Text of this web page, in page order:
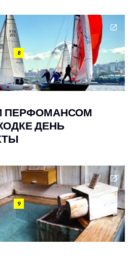
8
ПЕРФОМАНСОМ
ДЕНЬ
9